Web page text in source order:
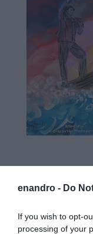
enandro - Do
If you wish to opt-
processing of your
ΡΑΦΗΝΑ –